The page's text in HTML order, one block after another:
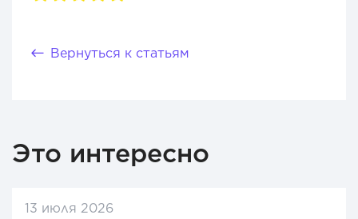
Вернуться к статьям
Это интересно
13 июля 2026